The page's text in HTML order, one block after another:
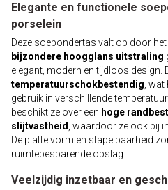
Elegante en functionele
porselein
Deze soepondertas valt op door het
bijzondere hoogglans uitstraling
elegant, modern en tijdloos design.
temperatuurschokbestendig ,
gebruik in verschillende
beschikt ze over een hoge
slijtvastheid , waardoor ze ook bij
De platte vorm en stapelbaarheid
ruimtebesparende opslag.
Veelzijdig inzetbaar en